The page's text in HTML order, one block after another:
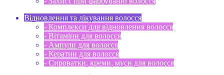
Відновлення та лікування волосся
- Комплекси для відновлення волосся
- Вітаміни для волосся
- Ампули для волосся
- Кератин для волосся
- Сироватки, креми, муси для волосся